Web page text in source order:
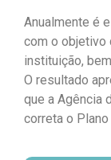
Anualmente é
com o objetivo
instituição,
O resultado
que a Agência
correta o